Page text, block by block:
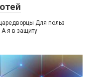
Для польз
А я в защиту